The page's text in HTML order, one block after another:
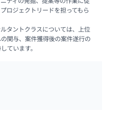
ロジェクトリードを担ってもら
タントクラスについては、上位
関与、案件獲得後の案件遂行の
ています。